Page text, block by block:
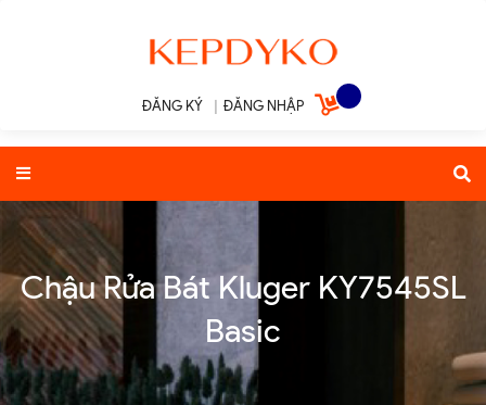
ĐĂNG KÝ ĐĂNG NHẬP
Chậu Rửa Bát Kluger KY7545SL
Basic